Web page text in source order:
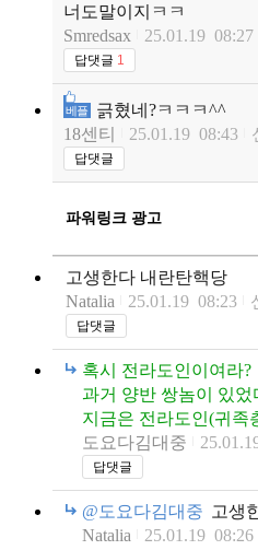
너도말이지ㅋㅋ
Smredsax
25.01.19 08:27
답댓글 1
베플
긁혔네?ㅋㅋㅋ^^
18센티
25.01.19 08:43
답댓글
파워링크 광고
고생한다 내란탄핵당
Natalia
25.01.19 08:23
답댓글
혹시 전라도인이여라?
과거 양반 쌍놈이 있었
지금은 전라도인(귀족
도요다김대중
답댓글
@도요다김대중 고생
Natalia
25.01.19 08:26